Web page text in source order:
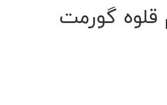
گورمت